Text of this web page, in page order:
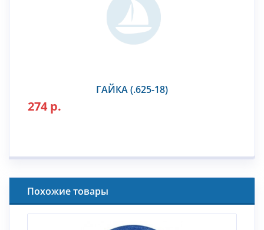
ГАЙКА (.625-18)
274 р.
Похожие товары